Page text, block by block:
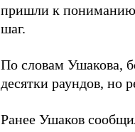
пришли к пониманию:
шаг.
По словам Ушакова,
десятки раундов, но
Ранее Ушаков